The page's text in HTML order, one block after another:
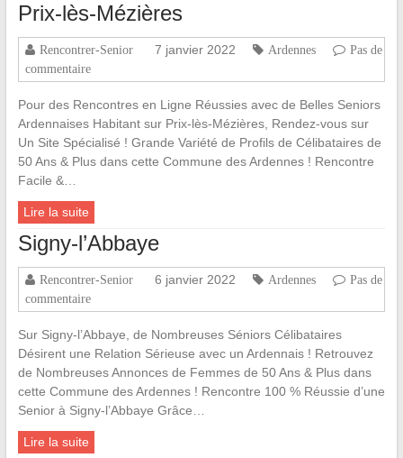
Prix-lès-Mézières
Rencontrer-Senior 7 janvier 2022 Ardennes
Pas de
commentaire
Pour des Rencontres en Ligne Réussies avec de Belles Seniors
Ardennaises Habitant sur Prix-lès-Mézières, Rendez-vous sur
Un Site Spécialisé ! Grande Variété de Profils de Célibataires de
50 Ans & Plus dans cette Commune des Ardennes ! Rencontre
Facile &…
Lire la suite
Signy-l’Abbaye
Rencontrer-Senior 6 janvier 2022 Ardennes
Pas de
commentaire
Sur Signy-l’Abbaye, de Nombreuses Séniors Célibataires
Désirent une Relation Sérieuse avec un Ardennais ! Retrouvez
de Nombreuses Annonces de Femmes de 50 Ans & Plus dans
cette Commune des Ardennes ! Rencontre 100 % Réussie d’une
Senior à Signy-l’Abbaye Grâce…
Lire la suite